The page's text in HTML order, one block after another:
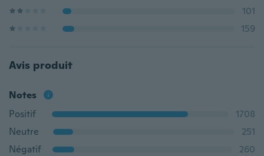
101
159
Avis produit
Notes
Positif
1708
Neutre
251
Négatif
260